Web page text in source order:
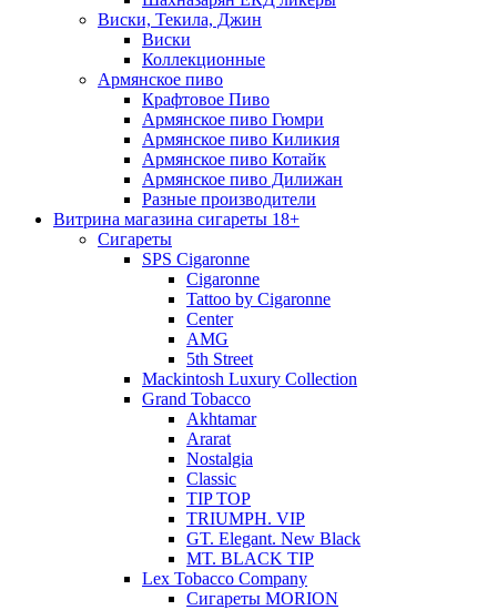
Виски, Текила, Джин
Виски
Коллекционные
Армянское пиво
Крафтовое Пиво
Армянское пиво Гюмри
Армянское пиво Киликия
Армянское пиво Котайк
Армянское пиво Дилижан
Разные производители
Витрина магазина сигареты 18+
Cигареты
SPS Cigaronne
Сigaronne
Tattoo by Cigaronne
Center
AMG
5th Street
Mackintosh Luxury Collection
Grand Tobacco
Akhtamar
Ararat
Nostalgia
Classic
TIP TOP
TRIUMPH. VIP
GT. Elegant. New Black
MT. BLACK TIP
Lex Tobacco Company
Сигареты MORION